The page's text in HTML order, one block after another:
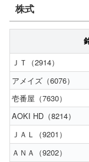
株式
ＪＴ（2914）
アメイズ（6076）
壱番屋（7630）
AOKI HD（8214）
ＪＡＬ（9201）
ＡＮＡ（9202）